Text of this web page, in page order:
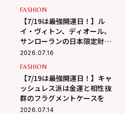
FASHION
【7/19は最強開運日！】ル
イ・ヴィトン、ディオール、
サンローランの日本限定財布
で強運を掴み取る！
2026.07.16
FASHION
【7/19は最強開運日！】キャ
ッシュレス派は金運と相性抜
群のフラグメントケースを
2026.07.14